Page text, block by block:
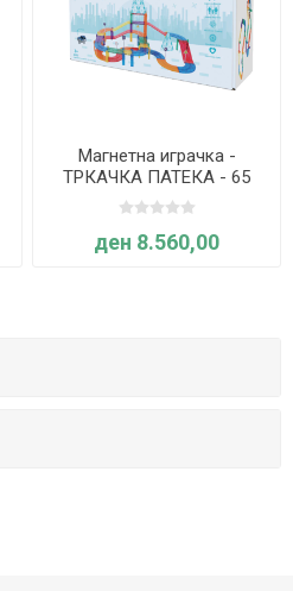
Магнетна играчка -
ТРКАЧКА ПАТЕКА - 65
елементи - Cleverclixx
ден 8.560,00